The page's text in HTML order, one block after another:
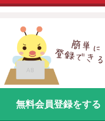
無料会員登録をする